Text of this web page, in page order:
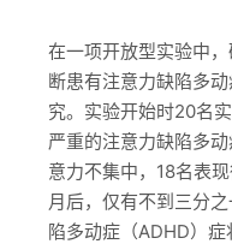
在一项开放型实验中
断患有注意力缺陷多
究。实验开始时20名
严重的注意力缺陷多
意力不集中，18名表
月后，仅有不到三分
陷多动症（ADHD）